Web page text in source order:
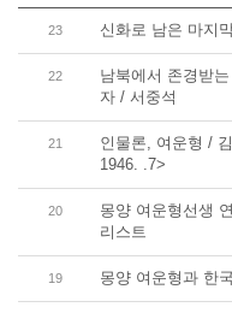
23 신화로 남은 마지
22
남북에서 존경받
자 / 서중석
21
인물론, 여운형 /
1946. .7>
20
몽양 여운형선생
리스트
19 몽양 여운형과 한